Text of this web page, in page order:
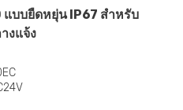
แบบยืดหยุ่น IP67 สำหรับ
งแจ้ง